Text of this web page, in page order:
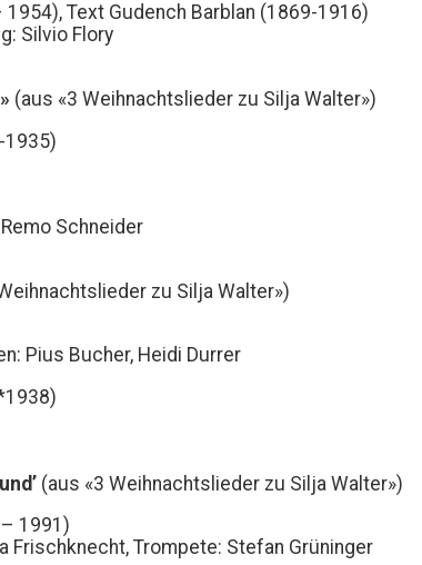
1954), Text Gudench Barblan (1869-1916)
Silvio Flory
(aus «3 Weihnachtslieder zu Silja Walter»)
1935)
Schneider
zu Silja Walter»)
Pius Bucher, Heidi Durrer
(aus «3 Weihnachtslieder zu Silja Walter»)
1991)
Frischknecht, Trompete: Stefan Grüninger